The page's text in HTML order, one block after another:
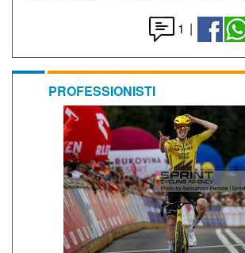
1 |
PROFESSIONISTI